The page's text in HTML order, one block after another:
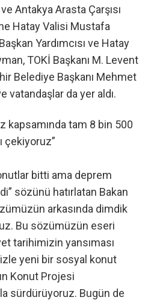
Antakya Arasta Çarşısı
Hatay Valisi Mustafa
Yardımcısı ve Hatay
TOKİ Başkanı M. Levent
Belediye Başkanı Mehmet
vatandaşlar da yer aldı.
kapsamında tam 8 bin 500
çekiyoruz”
bitti ama deprem
sözünü hatırlatan Bakan
arkasında dimdik
Bu sözümüzün eseri
tarihimizin yansıması
yeni bir sosyal konut
Konut Projesi
sürdürüyoruz. Bugün de